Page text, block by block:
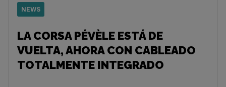
NEWS
LA CORSA PÉVÈLE ESTÁ DE
VUELTA, AHORA CON CABLEADO
TOTALMENTE INTEGRADO